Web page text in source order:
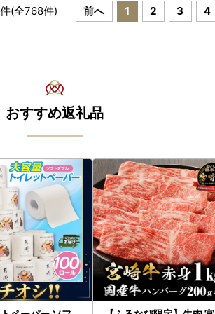
件(全768件) 前へ 1 2 3 4
おすすめ返礼品